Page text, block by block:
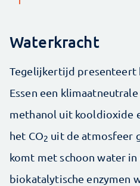
Waterkracht
Tegelijkertijd
Essen een
methanol uit kooldioxide
het CO2 uit de atmosfeer
komt met schoon water
biokatalytische enzymen